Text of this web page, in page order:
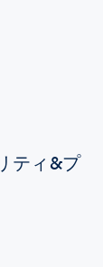
ティ&プ